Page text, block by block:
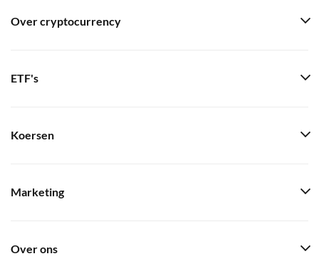
Over cryptocurrency
ETF's
Koersen
Marketing
Over ons